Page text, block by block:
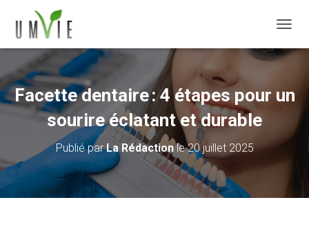
Facette dentaire : 4 étapes pour un
sourire éclatant et durable
Publié parLa Rédactionle20 juillet 2025